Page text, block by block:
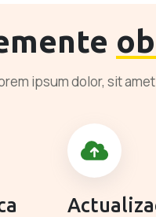
ipsum dolor, sit